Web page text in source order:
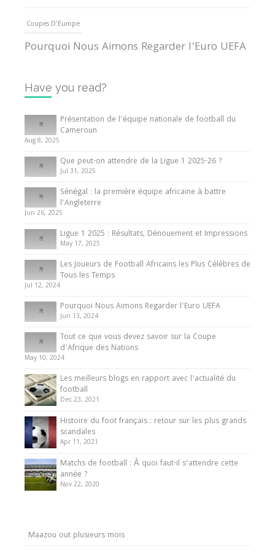
Coupes D'Europe
Pourquoi Nous Aimons Regarder l’Euro UEFA
Internationales
Tout ce que vous devez savoir sur la Coupe
d’Afrique des Nations
10 May 2024
Internationales
Présentation de l’équipe nationale de football
du Cameroun
8 August 2025
Have you read?
Présentation de l’équipe nationale de football du
Cameroun
Aug 8, 2025
Que peut-on attendre de la Ligue 1 2025-26 ?
Jul 31, 2025
Sénégal : la première équipe africaine à battre
l’Angleterre
Jun 26, 2025
Ligue 1 2025 : Résultats, Dénouement et Impressions
May 17, 2025
Les Joueurs de Football Africains les Plus Célèbres de
Tous les Temps
Jul 12, 2024
Pourquoi Nous Aimons Regarder l’Euro UEFA
Jun 13, 2024
Tout ce que vous devez savoir sur la Coupe
d’Afrique des Nations
May 10, 2024
Les meilleurs blogs en rapport avec l’actualité du
football
Dec 23, 2021
Histoire du foot français : retour sur les plus grands
scandales
Apr 11, 2021
Matchs de football : À quoi faut-il s’attendre cette
année ?
Nov 22, 2020
Maazou out plusieurs mois